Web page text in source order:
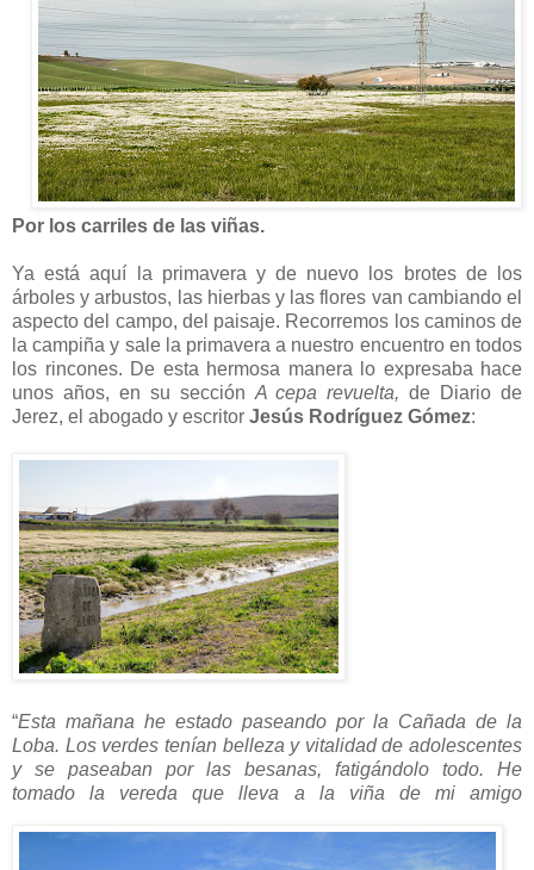
Por los carriles de las viñas.
Ya está aquí la primavera y de nuevo los brotes de los
árboles y arbustos, las hierbas y las flores van cambiando el
aspecto del campo, del paisaje. Recorremos los caminos de
la campiña y sale la primavera a nuestro encuentro en todos
los rincones. De esta hermosa manera lo expresaba hace
unos años, en su secciónA cepa revuelta, de Diario de
Jerez, el abogado y escritor Jesús Rodríguez Gómez:
“Esta mañana he estado paseando por la Cañada de la
Loba. Los verdes tenían belleza y vitalidad de adolescentes
y se paseaban por las besanas, fatigándolo todo. He
tomado la vereda que lleva a la viña de mi amigo